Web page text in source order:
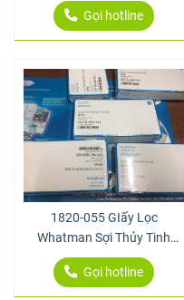
Gọi hotline
1820-055 GIấy Lọc
Whatman Sợi Thủy Tinh
GF/A 1.6 Um 55 Mm
Gọi hotline